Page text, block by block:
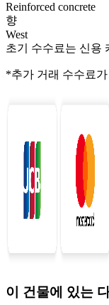
Reinforced concrete
향
West
초기 수수료는 신용
*추가 거래 수수료
이 건물에 있는